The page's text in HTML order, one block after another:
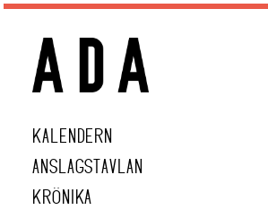
KALENDERN
ANSLAGSTAVLAN
KRÖNIKA